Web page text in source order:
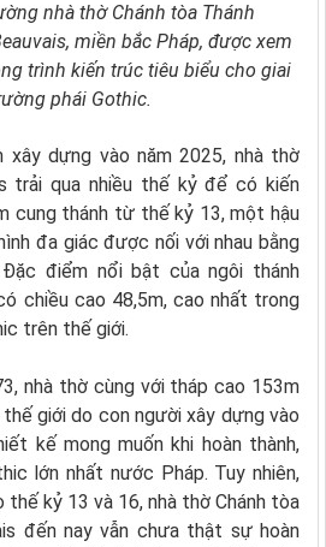
nhà thờ Chánh tòa Thánh
miền bắc Pháp, được xem
trình kiến trúc tiêu biểu cho giai
phái Gothic.
xây dựng vào năm 2025, nhà thờ
trải qua nhiều thế kỷ để có kiến
cung thánh từ thế kỷ 13, một hậu
đa giác được nối với nhau bằng
điểm nổi bật của ngôi thánh
chiều cao 48,5m, cao nhất trong
trên thế giới.
nhà thờ cùng với tháp cao 153m
giới do con người xây dựng vào
kế mong muốn khi hoàn thành,
lớn nhất nước Pháp. Tuy nhiên,
thế kỷ 13 và 16, nhà thờ Chánh tòa
đến nay vẫn chưa thật sự hoàn